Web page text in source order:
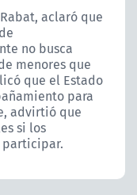
aclaró que
no busca
menores que
que el Estado
para
advirtió que
si los
participar.